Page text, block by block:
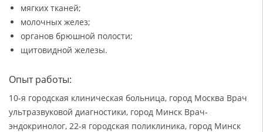
мягких тканей;
молочных желез;
органов брюшной полости;
щитовидной железы.
Опыт работы:
10-я городская клиническая больница, город Москва Врач
ультразвуковой диагностики, город Минск Врач-
эндокринолог, 22-я городская поликлиника, город Минск